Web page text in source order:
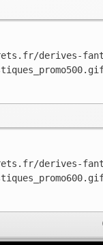
derives-
derives-